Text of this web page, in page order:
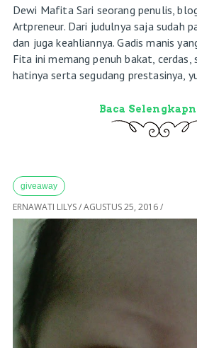
Dewi Mafita Sari seorang penulis,
Artpreneur. Dari judulnya saja sudah
dan juga keahliannya. Gadis manis
Fita ini memang penuh bakat, cerdas,
hatinya serta segudang prestasinya,
Baca
giveaway
ERNAWATI LILYS/AGUSTUS 25, 2016/